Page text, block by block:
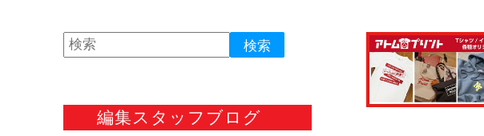
編集スタッフブログ